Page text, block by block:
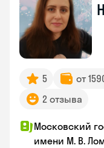
5 от
2 отзыва
Московский
имени М. В.